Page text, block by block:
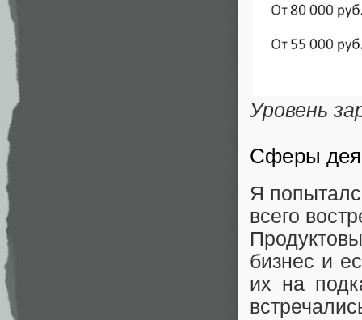
Уровень
Сферы
Я
всего
бизнес и
их на